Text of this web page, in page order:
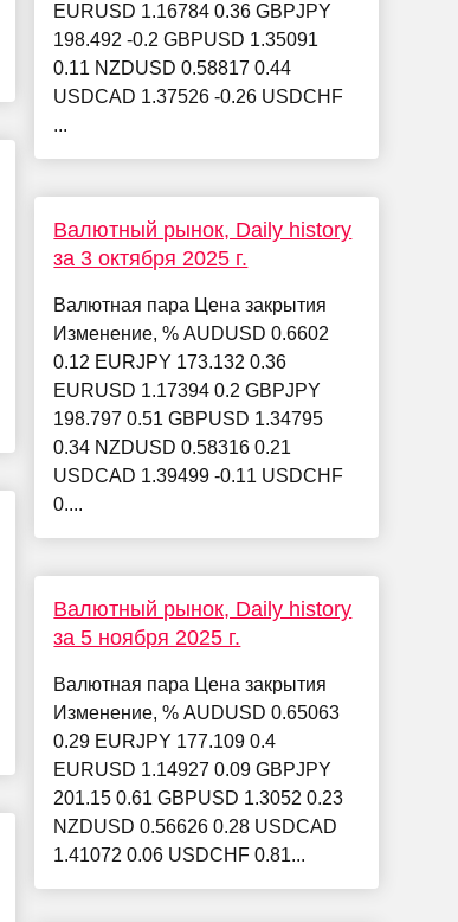
EURUSD 1.16784 0.36 GBPJPY
198.492 -0.2 GBPUSD 1.35091
0.11 NZDUSD 0.58817 0.44
USDCAD 1.37526 -0.26 USDCHF
...
Валютный рынок, Daily history
за 3 октября 2025 г.
Валютная пара Цена закрытия
Изменение, % AUDUSD 0.6602
0.12 EURJPY 173.132 0.36
EURUSD 1.17394 0.2 GBPJPY
198.797 0.51 GBPUSD 1.34795
0.34 NZDUSD 0.58316 0.21
USDCAD 1.39499 -0.11 USDCHF
0....
Валютный рынок, Daily history
за 5 ноября 2025 г.
Валютная пара Цена закрытия
Изменение, % AUDUSD 0.65063
0.29 EURJPY 177.109 0.4
EURUSD 1.14927 0.09 GBPJPY
201.15 0.61 GBPUSD 1.3052 0.23
NZDUSD 0.56626 0.28 USDCAD
1.41072 0.06 USDCHF 0.81...